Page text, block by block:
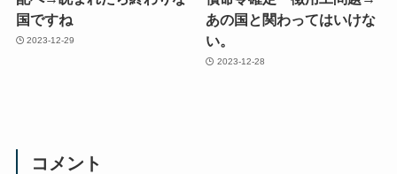
国ですね
2023-12-29
あの国と関わってはいけな
い。
2023-12-28
コメント